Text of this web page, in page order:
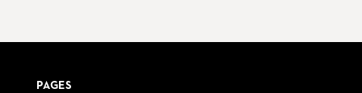
PAGES